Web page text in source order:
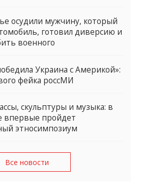
осудили мужчину, который
готовил диверсию и
военного
Украина с Америкой»:
фейка россМИ
скульптуры и музыка: в
впервые пройдет
этносимпозиум
Все новости